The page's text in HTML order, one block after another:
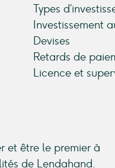
Types
Investissement
Devises
Retards de
Licence et
et être le premier à
de Lendahand.